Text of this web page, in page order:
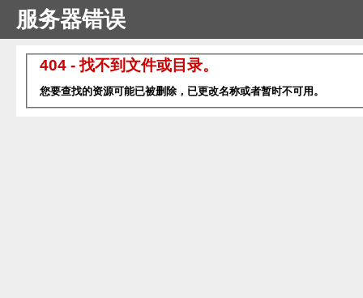
服务器错误
404 - 找不到文件或目录。
您要查找的资源可能已被删除，已更改名称或者暂时不可用。